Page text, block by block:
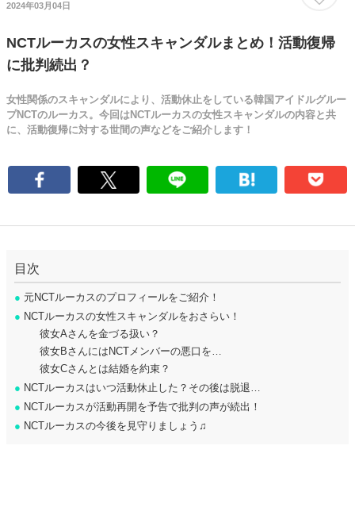
2024年03月04日
NCTルーカスの女性スキャンダルまとめ！活動復帰
に批判続出？
女性関係のスキャンダルにより、活動休止をしている韓国アイドルグルー
プNCTのルーカス。今回はNCTルーカスの女性スキャンダルの内容と共
に、活動復帰に対する世間の声などをご紹介します！
目次
● 元NCTルーカスのプロフィールをご紹介！
● NCTルーカスの女性スキャンダルをおさらい！
彼女Aさんを金づる扱い？
彼女BさんにはNCTメンバーの悪口を…
彼女Cさんとは結婚を約束？
● NCTルーカスはいつ活動休止した？その後は脱退…
● NCTルーカスが活動再開を予告で批判の声が続出！
● NCTルーカスの今後を見守りましょう♫